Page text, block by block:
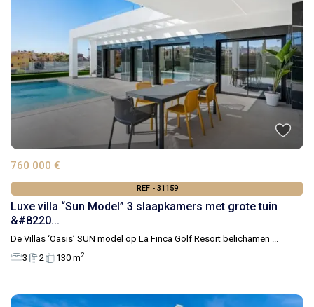
760 000 €
REF - 31159
Luxe villa “Sun Model” 3 slaapkamers met grote tuin
&#8220...
De Villas ‘Oasis’ SUN model op La Finca Golf Resort belichamen
3
2 130 m2